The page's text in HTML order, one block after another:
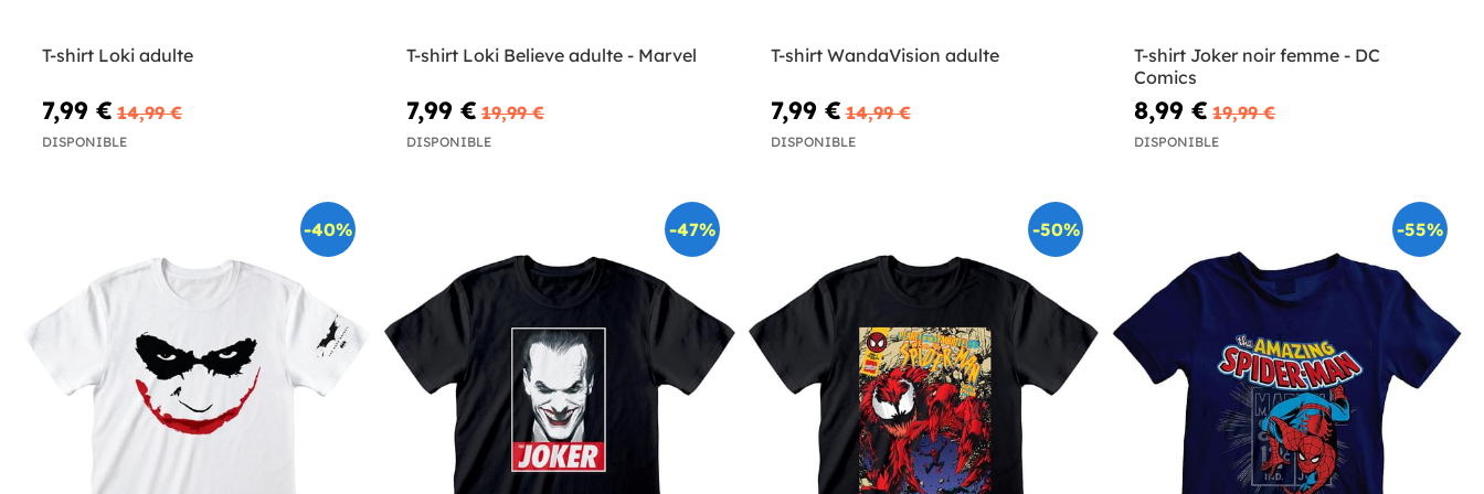
T-shirt Loki adulte
7,99 € 14,99 €
DISPONIBLE
T-shirt Loki Believe adulte - Marvel
7,99 € 19,99 €
DISPONIBLE
T-shirt WandaVision adulte
7,99 € 14,99 €
DISPONIBLE
T-shirt Joker noir femme - DC
Comics
8,99 € 19,99 €
DISPONIBLE
-40% -47% -50% -55%